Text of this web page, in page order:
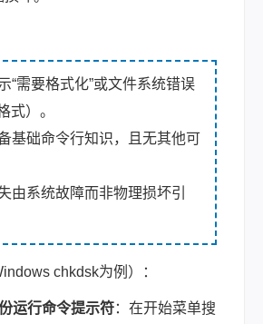
“需要格式化”或文件系统错误
式）。
基础命令行知识，且无其他可
由系统故障而非物理损坏引
chkdsk为例）：
运行命令提示符：在开始菜单搜